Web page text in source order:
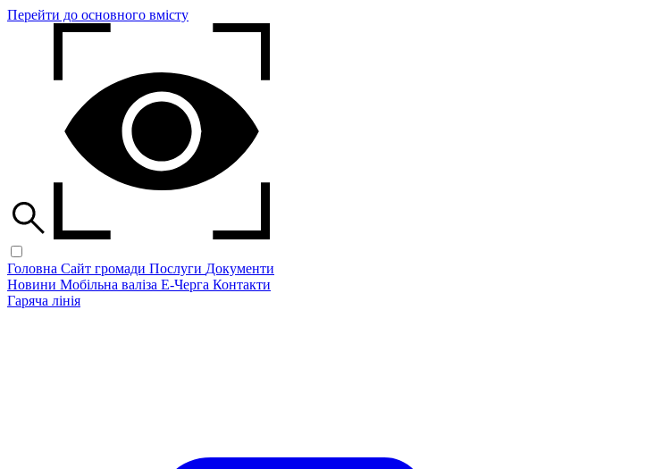
Перейти до основного вмісту
Головна Сайт громади Послуги Документи
Новини Мобільна валіза Е-Черга Контакти
Гаряча лінія